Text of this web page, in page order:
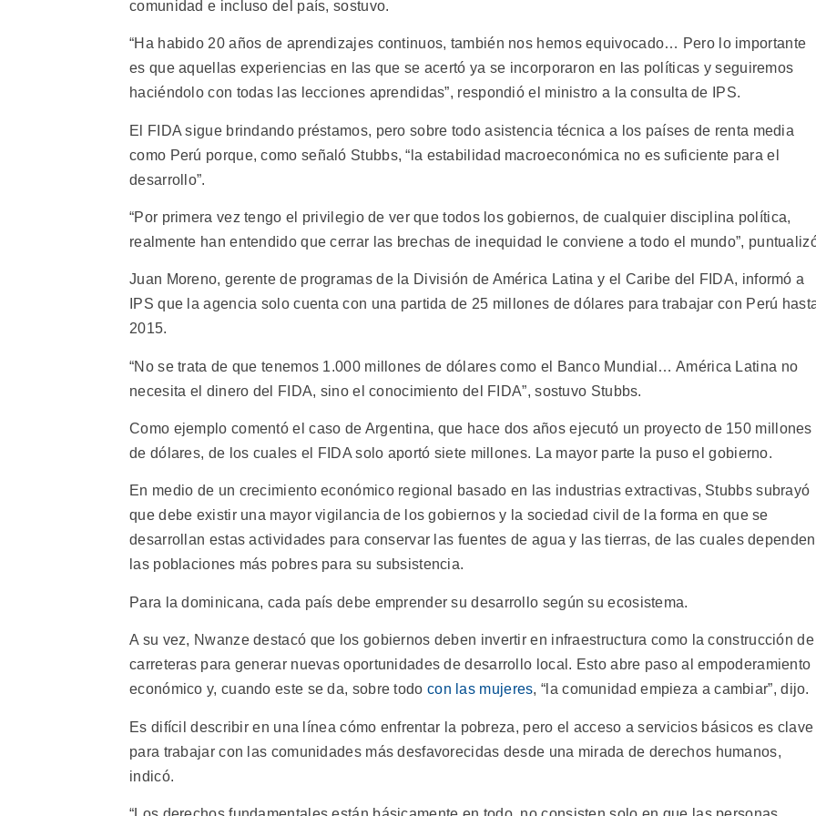
comunidad e incluso del país, sostuvo.
“Ha habido 20 años de aprendizajes continuos, también nos hemos equivocado… Pero lo importante
es que aquellas experiencias en las que se acertó ya se incorporaron en las políticas y seguiremos
haciéndolo con todas las lecciones aprendidas”, respondió el ministro a la consulta de IPS.
El FIDA sigue brindando préstamos, pero sobre todo asistencia técnica a los países de renta media
como Perú porque, como señaló Stubbs, “la estabilidad macroeconómica no es suficiente para el
desarrollo”.
“Por primera vez tengo el privilegio de ver que todos los gobiernos, de cualquier disciplina política,
realmente han entendido que cerrar las brechas de inequidad le conviene a todo el mundo”,
Juan Moreno, gerente de programas de la División de América Latina y el Caribe del FIDA, informó a
IPS que la agencia solo cuenta con una partida de 25 millones de dólares para trabajar con Perú
2015.
“No se trata de que tenemos 1.000 millones de dólares como el Banco Mundial… América Latina no
necesita el dinero del FIDA, sino el conocimiento del FIDA”, sostuvo Stubbs.
Como ejemplo comentó el caso de Argentina, que hace dos años ejecutó un proyecto de 150 millones
de dólares, de los cuales el FIDA solo aportó siete millones. La mayor parte la puso el gobierno.
En medio de un crecimiento económico regional basado en las industrias extractivas, Stubbs subrayó
que debe existir una mayor vigilancia de los gobiernos y la sociedad civil de la forma en que se
desarrollan estas actividades para conservar las fuentes de agua y las tierras, de las cuales dependen
las poblaciones más pobres para su subsistencia.
Para la dominicana, cada país debe emprender su desarrollo según su ecosistema.
A su vez, Nwanze destacó que los gobiernos deben invertir en infraestructura como la construcción de
carreteras para generar nuevas oportunidades de desarrollo local. Esto abre paso al empoderamiento
económico y, cuando este se da, sobre todo con las mujeres, “la comunidad empieza a cambiar”, dijo.
Es difícil describir en una línea cómo enfrentar la pobreza, pero el acceso a servicios básicos es clave
para trabajar con las comunidades más desfavorecidas desde una mirada de derechos humanos,
indicó.